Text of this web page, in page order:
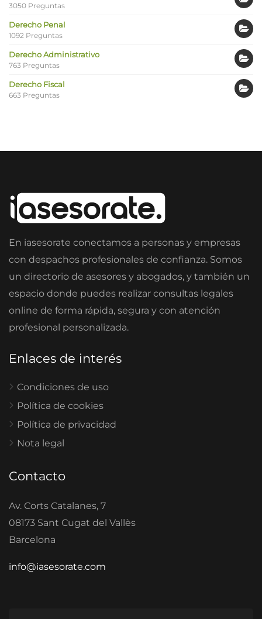
3050 Preguntas
Derecho Penal
1092 Preguntas
Derecho Administrativo
763 Preguntas
Derecho Fiscal
663 Preguntas
En iasesorate conectamos a personas y empresas
con despachos profesionales de confianza. Somos
un directorio de asesores y abogados, y también un
espacio donde puedes realizar consultas legales
online de forma rápida, segura y con atención
profesional personalizada.
Enlaces de interés
Condiciones de uso
Política de cookies
Política de privacidad
Nota legal
Contacto
Av. Corts Catalanes, 7
08173 Sant Cugat del Vallès
Barcelona
info@iasesorate.com